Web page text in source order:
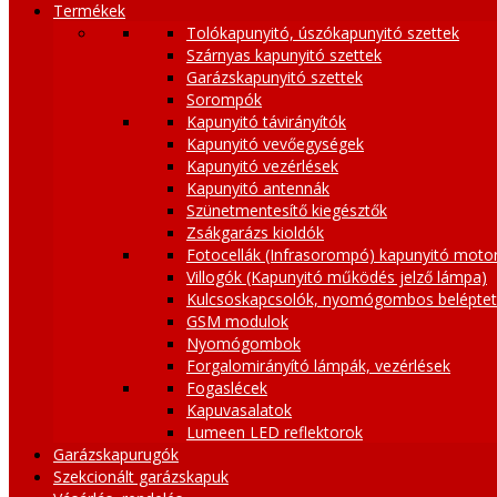
Termékek
Tolókapunyitó, úszókapunyitó szettek
Szárnyas kapunyitó szettek
Garázskapunyitó szettek
Sorompók
Kapunyitó távirányítók
Kapunyitó vevőegységek
Kapunyitó vezérlések
Kapunyitó antennák
Szünetmentesítő kiegésztők
Zsákgarázs kioldók
Fotocellák (Infrasorompó) kapunyitó
Villogók (Kapunyitó működés jelző lámpa)
Kulcsoskapcsolók, nyomógombos
GSM modulok
Nyomógombok
Forgalomirányító lámpák, vezérlések
Fogaslécek
Kapuvasalatok
Lumeen LED reflektorok
Garázskapurugók
Szekcionált garázskapuk